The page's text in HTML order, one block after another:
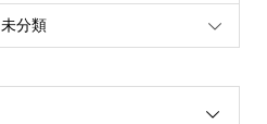
未分類